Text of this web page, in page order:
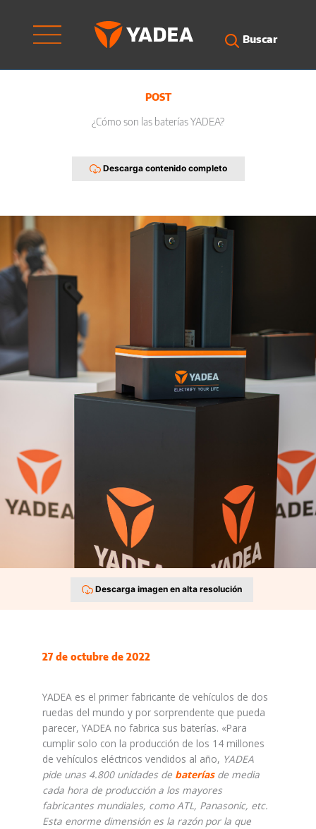
contenido
Buscar
POST
¿Cómo son las baterías YADEA?
Descarga contenido completo
Descarga imagen en alta resolución
27 de octubre de 2022
YADEA es el primer fabricante de vehículos de dos
ruedas del mundo y por sorprendente que pueda
parecer, YADEA no fabrica sus baterías. «Para
cumplir solo con la producción de los 14 millones
de vehículos eléctricos vendidos al año, YADEA
pide unas 4.800 unidades de baterías de media
cada hora de producción a los mayores
fabricantes mundiales, como ATL, Panasonic, etc.
Esta enorme dimensión es la razón por la que